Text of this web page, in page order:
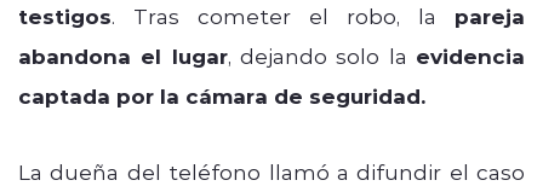
testigos. Tras cometer el robo, la pareja
abandona el lugar, dejando solo la evidencia
captada por la cámara de seguridad.
La dueña del teléfono llamó a difundir el caso